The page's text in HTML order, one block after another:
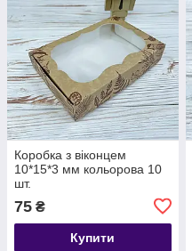
Коробка з віконцем
10*15*3 мм кольорова 10
шт.
75 ₴
Купити